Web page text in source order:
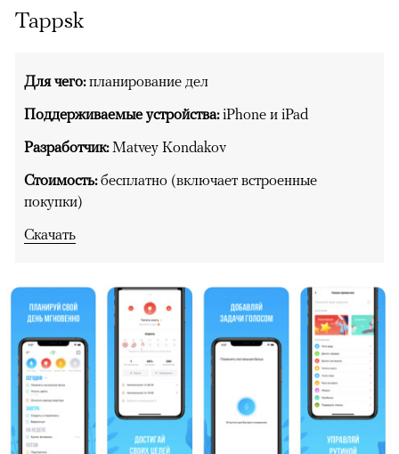
Tappsk
Для чего:планирование дел
Поддерживаемые устройства:iPhone и iPad
Разработчик:Matvey Kondakov
Стоимость:бесплатно (включает встроенные
покупки)
Скачать